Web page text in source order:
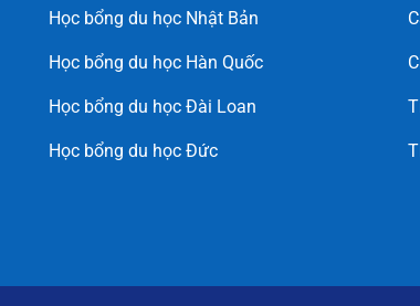
Học bổng du học Nhật Bản
Học bổng du học Hàn Quốc
Học bổng du học Đài Loan
Học bổng du học Đức